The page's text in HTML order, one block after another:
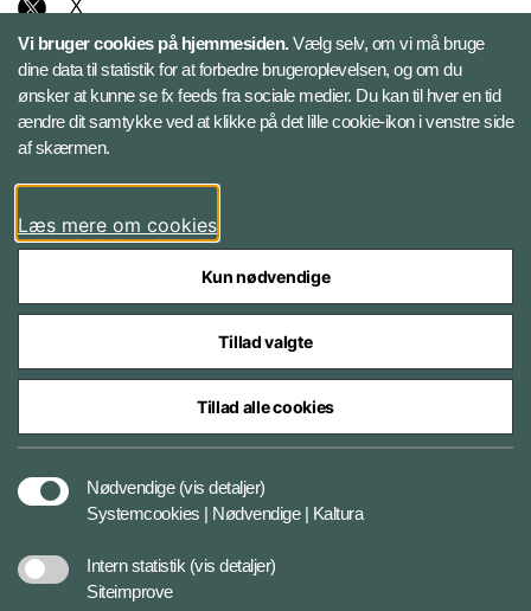
X
Instagram
Bluesky
LinkedIn
Styrelser og myndigheder under Forsvarsministeriet
Vi bruger cookies på hjemmesiden.Vælg selv, om vi må bruge
dine data til statistik for at forbedre brugeroplevelsen, og om du
ønsker at kunne se fx feeds fra sociale medier. Du kan til hver en tid
ændre dit samtykke ved at klikke på det lille cookie-ikon i venstre side
af skærmen.
Læs mere om cookies
Kun nødvendige
Tillad valgte
Tillad alle cookies
Nødvendige (vis detaljer)
Systemcookies | Nødvendige | Kaltura
Intern statistik (vis detaljer)
Siteimprove